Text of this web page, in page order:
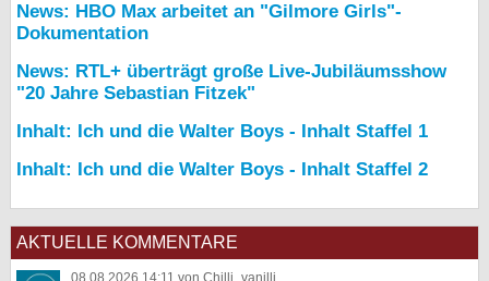
News: HBO Max arbeitet an "Gilmore Girls"-
Dokumentation
News: RTL+ überträgt große Live-Jubiläumsshow
"20 Jahre Sebastian Fitzek"
Inhalt: Ich und die Walter Boys - Inhalt Staffel 1
Inhalt: Ich und die Walter Boys - Inhalt Staffel 2
AKTUELLE KOMMENTARE
08.08.2026 14:11 von Chilli_vanilli